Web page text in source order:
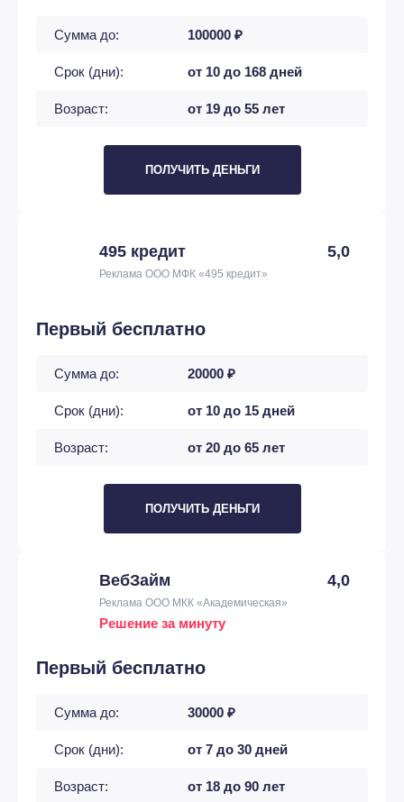
Сумма до: 100000 ₽
Срок (дни): от 10 до 168 дней
Возраст: от 19 до 55 лет
ПОЛУЧИТЬ ДЕНЬГИ
495 кредит 5,0
Реклама ООО МФК «495 кредит»
Первый бесплатно
Сумма до: 20000 ₽
Срок (дни): от 10 до 15 дней
Возраст: от 20 до 65 лет
ПОЛУЧИТЬ ДЕНЬГИ
ВебЗайм 4,0
Реклама ООО МКК «Академическая»
Решение за минуту
Первый бесплатно
Сумма до: 30000 ₽
Срок (дни): от 7 до 30 дней
Возраст: от 18 до 90 лет